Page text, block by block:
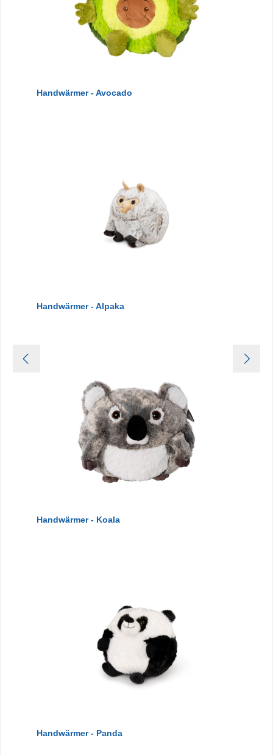
Handwärmer - Avocado
Handwärmer - Alpaka
Handwärmer - Koala
Handwärmer - Panda